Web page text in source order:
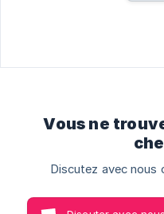
Vous ne
Discutez avec nous